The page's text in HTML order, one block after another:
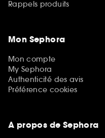
Rappels produits
Mon Sephora
Mon compte
My Sephora
Authenticité des avis
Préférence cookies
A propos de Sephora